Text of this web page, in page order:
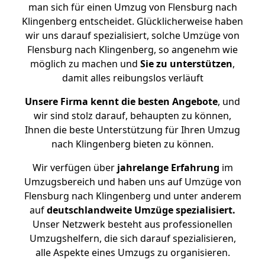
man sich für einen Umzug von Flensburg nach
Klingenberg entscheidet. Glücklicherweise haben
wir uns darauf spezialisiert, solche Umzüge von
Flensburg nach Klingenberg, so angenehm wie
möglich zu machen und Sie zu unterstützen,
damit alles reibungslos verläuft
Unsere Firma kennt die besten Angebote, und
wir sind stolz darauf, behaupten zu können,
Ihnen die beste Unterstützung für Ihren Umzug
nach Klingenberg bieten zu können.
Wir verfügen überjahrelange Erfahrung im
Umzugsbereich und haben uns auf Umzüge von
Flensburg nach Klingenberg und unter anderem
aufdeutschlandweite Umzüge spezialisiert.
Unser Netzwerk besteht aus professionellen
Umzugshelfern, die sich darauf spezialisieren,
alle Aspekte eines Umzugs zu organisieren.